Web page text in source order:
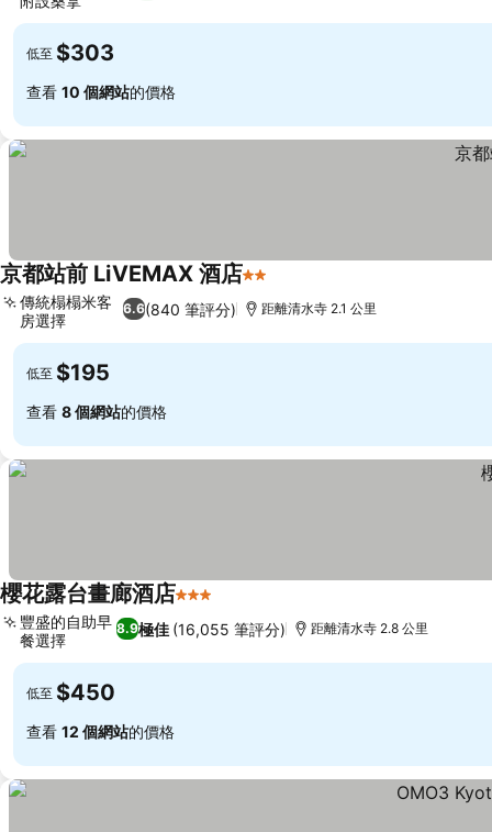
低至 $303
查看 10 個網站的價格
京都站前 LiVEMAX 酒店2 星級
6.6(840 筆評分)
傳統榻榻米客
房選擇
距離清水寺 2.1 公里
低至 $195
查看 8 個網站的價格
櫻花露台畫廊酒店3 星級
8.9極佳 (16,055 筆評分)
豐盛的自助早
餐選擇
距離清水寺 2.8 公里
低至 $450
查看 12 個網站的價格